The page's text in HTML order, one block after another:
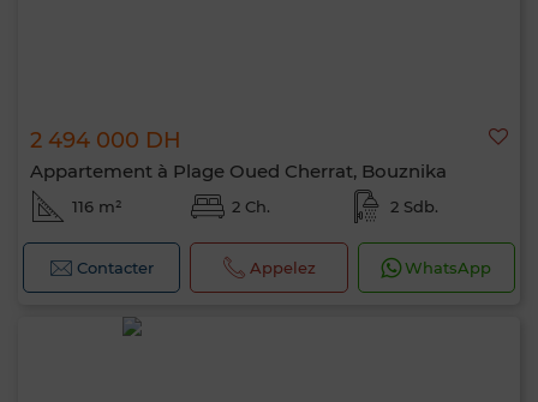
2 494 000 DH
Appartement à Plage Oued Cherrat, Bouznika
116 m² 2 Ch. 2 Sdb.
Contacter Appelez WhatsApp